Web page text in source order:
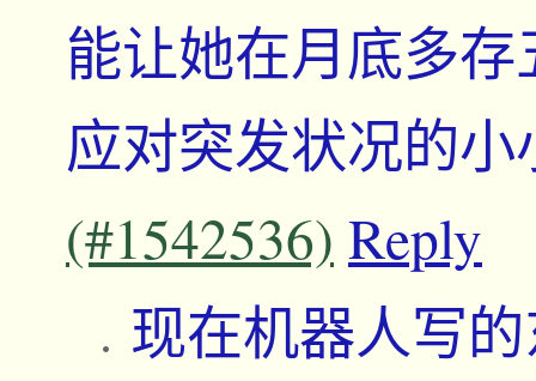
能让她在月底多
应对突发状况的
(#1542536) Reply
现在机器人写